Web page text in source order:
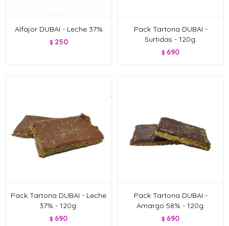
Alfajor DUBAI - Leche 37%
$ 250
Pack Tartona DUBAI -
Surtidas - 120g.
$ 690
Pack Tartona DUBAI - Leche
37% - 120g.
$ 690
Pack Tartona DUBAI -
Amargo 58% - 120g.
$ 690